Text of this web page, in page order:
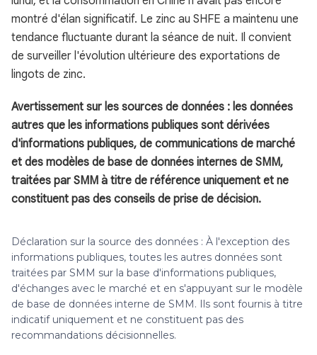
montré d'élan significatif. Le zinc au SHFE a maintenu une
tendance fluctuante durant la séance de nuit. Il convient
de surveiller l'évolution ultérieure des exportations de
lingots de zinc.
Avertissement sur les sources de données : les données
autres que les informations publiques sont dérivées
d'informations publiques, de communications de marché
et des modèles de base de données internes de SMM,
traitées par SMM à titre de référence uniquement et ne
constituent pas des conseils de prise de décision.
Déclaration sur la source des données : À l'exception des
informations publiques, toutes les autres données sont
traitées par SMM sur la base d'informations publiques,
d'échanges avec le marché et en s'appuyant sur le modèle
de base de données interne de SMM. Ils sont fournis à titre
indicatif uniquement et ne constituent pas des
recommandations décisionnelles.